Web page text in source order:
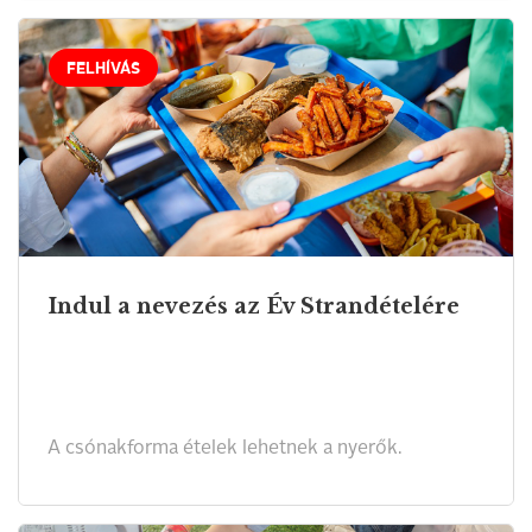
FELHÍVÁS
Indul a nevezés az Év Strandételére
A csónakforma ételek lehetnek a nyerők.